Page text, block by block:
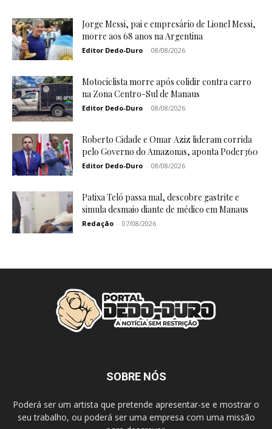
Jorge Messi, pai e empresário de Lionel Messi,
morre aos 68 anos na Argentina
Editor Dedo-Duro - 08/08/2026
Motociclista morre após colidir contra carro
na Zona Centro-Sul de Manaus
Editor Dedo-Duro - 08/08/2026
Roberto Cidade e Omar Aziz lideram corrida
pelo Governo do Amazonas, aponta Poder360
Editor Dedo-Duro - 08/08/2026
Patixa Teló passa mal, descobre gastrite e
simula desmaio diante de médico em Manaus
Redação - 07/08/2026
SOBRE NÓS
Poderá ser um artista que pretende apresentar-se e mostrar o
seu trabalho, ou poderá ser uma empresa com uma missão